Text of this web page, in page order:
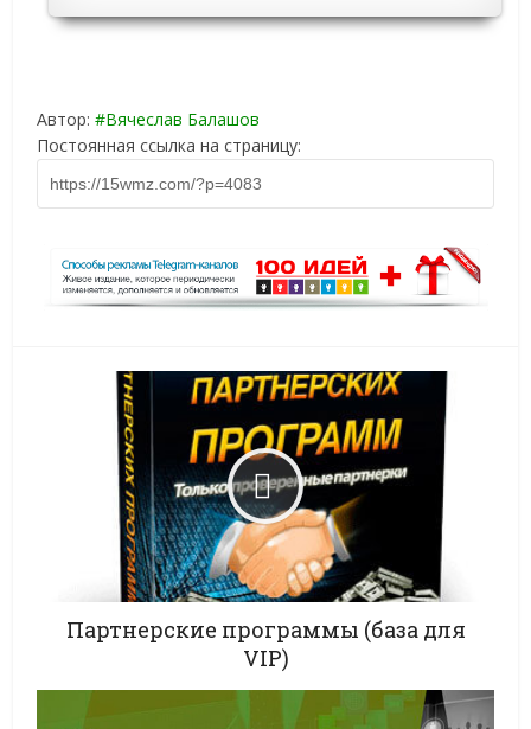
Автор: Вячеслав Балашов
Постоянная ссылка на страницу:
Партнерские программы (база для
VIP)